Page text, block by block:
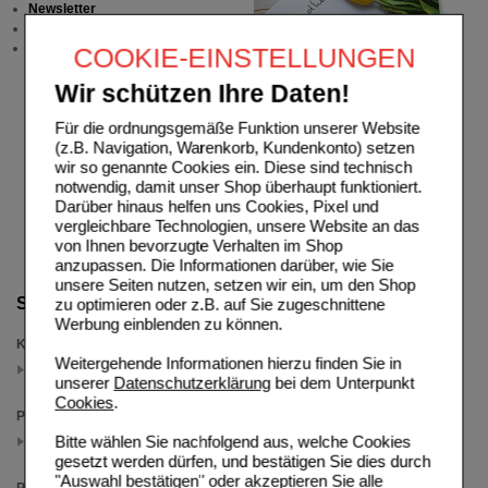
COOKIE-EINSTELLUNGEN
Wir schützen Ihre Daten!
Für die ordnungsgemäße Funktion unserer Website
(z.B. Navigation, Warenkorb, Kundenkonto) setzen
wir so genannte Cookies ein. Diese sind technisch
notwendig, damit unser Shop überhaupt funktioniert.
Darüber hinaus helfen uns Cookies, Pixel und
vergleichbare Technologien, unsere Website an das
von Ihnen bevorzugte Verhalten im Shop
anzupassen. Die Informationen darüber, wie Sie
unsere Seiten nutzen, setzen wir ein, um den Shop
zu optimieren oder z.B. auf Sie zugeschnittene
Werbung einblenden zu können.
Weitergehende Informationen hierzu finden Sie in
unserer Datenschutzerklärungbei dem Unterpunkt
Cookies.
Bitte wählen Sie nachfolgend aus, welche Cookies
gesetzt werden dürfen, und bestätigen Sie dies durch
"Auswahl bestätigen" oder akzeptieren Sie alle
Suche verfeinern
Kategorien
Nicorette Cashback
(auswahl entfernen)
Packungsgröße
30 St
(auswahl entfernen)
Newsletter
Stellenangebote